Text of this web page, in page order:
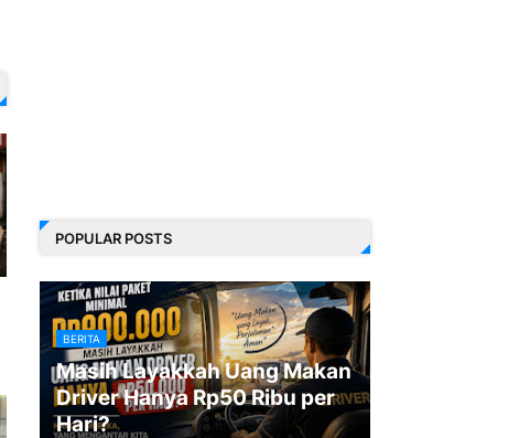
POPULAR POSTS
BERITA
Masih Layakkah Uang Makan
Driver Hanya Rp50 Ribu per
Hari?